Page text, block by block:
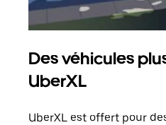
Des véhicules
UberXL
UberXL est offert pour